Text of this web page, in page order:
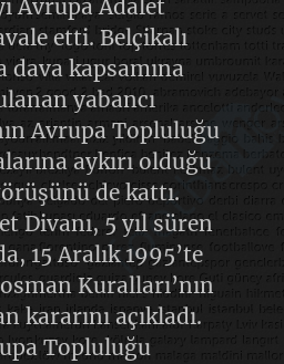
Avrupa Adalet
etti. Belçikalı
dava kapsamına
yabancı
Avrupa Topluluğu
aykırı olduğu
de kattı.
Divanı, 5 yıl süren
15 Aralık 1995’te
Kuralları’nın
kararını açıkladı.
Topluluğu